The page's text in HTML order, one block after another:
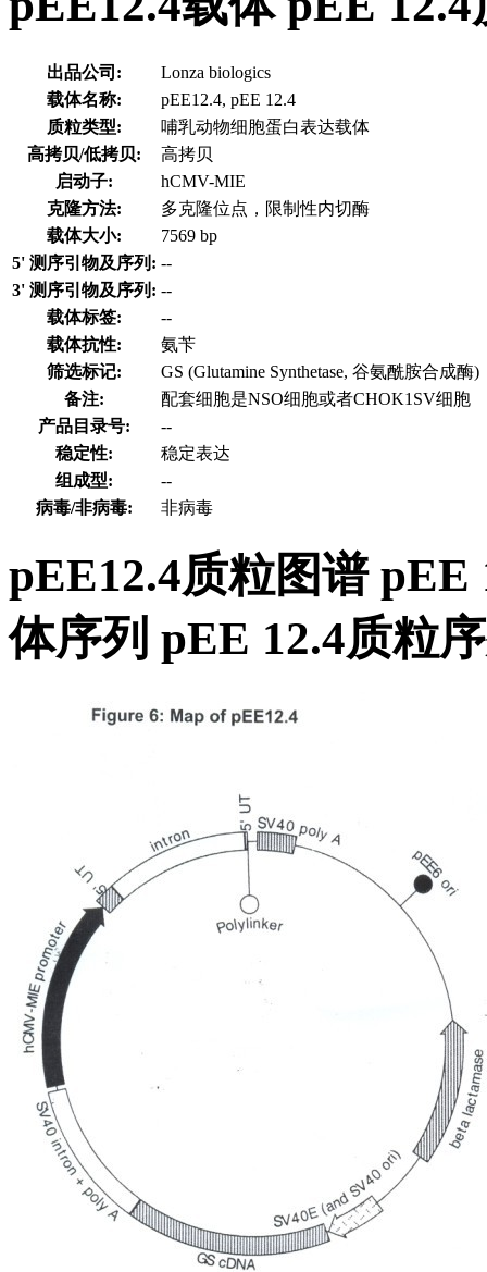
出品公司:
Lonza biologics
载体名称:
pEE12.4, pEE 12.4
质粒类型:
哺乳动物细胞蛋白表达载体
高拷贝/低拷贝:
高拷贝
启动子:
hCMV-MIE
克隆方法:
多克隆位点，限制性内切酶
载体大小:
7569 bp
5' 测序引物及序列: --
3' 测序引物及序列: --
载体标签:
--
载体抗性:
氨苄
筛选标记:
GS (Glutamine Synthetase, 谷氨酰胺合成酶)
备注:
配套细胞是NSO细胞或者CHOK1SV细胞
产品目录号:
--
稳定性:
稳定表达
组成型:
--
病毒/非病毒:
非病毒
pEE12.4质粒图谱
体序列 pEE 12.4质粒